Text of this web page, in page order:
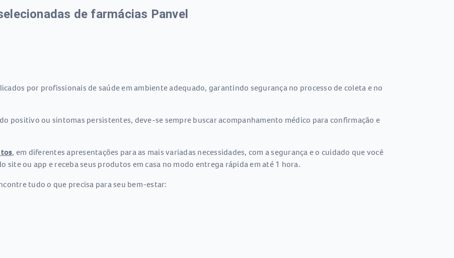
de farmácias Panvel
por profissionais de saúde em ambiente adequado, garantindo segurança no processo de coleta e no
positivo ou sintomas persistentes, deve-se sempre buscar acompanhamento médico para confirmação e
, em diferentes apresentações para as mais variadas necessidades, com a segurança e o cuidado que você
site ou app e receba seus produtos em casa no modo entrega rápida em até 1 hora.
tudo o que precisa para seu bem-estar: